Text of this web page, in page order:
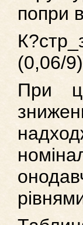
попри
(0,06/
При